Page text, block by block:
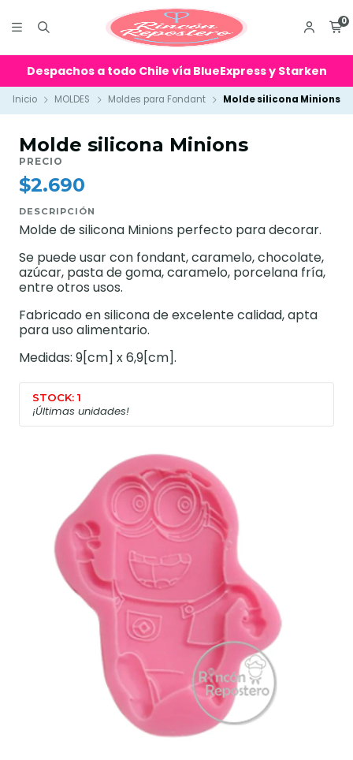
0
Despachos a todo Chile vía BlueExpress y Starken
Inicio MOLDES Moldes para Fondant Molde silicona Minions
Molde silicona Minions
PRECIO
$2.690
DESCRIPCIÓN
Molde de silicona Minions perfecto para decorar.
Se puede usar con fondant, caramelo, chocolate,
azúcar, pasta de goma, caramelo, porcelana fría,
entre otros usos.
Fabricado en silicona de excelente calidad, apta
para uso alimentario.
Medidas: 9[cm] x 6,9[cm].
STOCK: 1
¡Últimas unidades!